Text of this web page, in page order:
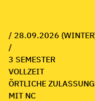
/ 28.09.2026
/
3 SEMESTER
VOLLZEIT
ÖRTLICHE
MIT NC